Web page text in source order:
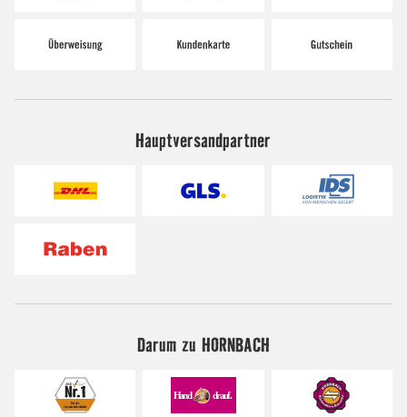
Hauptversandpartner
Darum zu HORNBACH